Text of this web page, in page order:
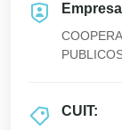
CUIT: